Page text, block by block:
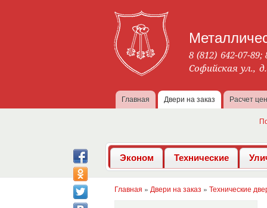
8 (812) 642-07-
Софийская ул.,
Главное меню
Главная Двери на заказ Расчет
Эконом Технические
Вы здесь
Главная » Двери на заказ » Технические